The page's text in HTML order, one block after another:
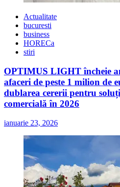
Actualitate
bucuresti
business
HORECa
stiri
OPTIMUS LIGHT încheie
afaceri de peste 1 milion de
dublarea cererii pentru
comercială în 2026
ianuarie 23, 2026